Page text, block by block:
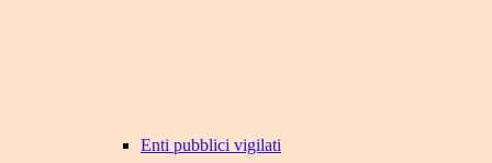
Enti pubblici vigilati